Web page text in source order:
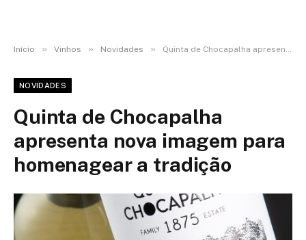
Início » Vinhos » Novidades » Quinta de Chocapalha apresenta nova imagem para homenagear a tradição
NOVIDADES
Quinta de Chocapalha
apresenta nova imagem para
homenagear a tradição